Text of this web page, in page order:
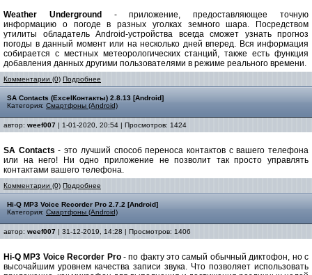
Weather Underground
- приложение, предоставляющее точную
информацию о погоде в разных уголках земного шара. Посредством
утилиты обладатель Android-устройства всегда сможет узнать прогноз
погоды в данный момент или на несколько дней вперед. Вся информация
собирается с местных метеорологических станций, также есть функция
добавления данных другими пользователями в режиме реального времени.
Комментарии (0) Подробнее
SA Contacts (ExcelКонтакты) 2.8.13 [Android]
Категория: Смартфоны (Android)
автор: weef007 | 1-01-2020, 20:54 | Просмотров: 1424
SA Contacts - это лучший способ переноса контактов с вашего телефона
или на него! Ни одно приложение не позволит так просто управлять
контактами вашего телефона.
Комментарии (0) Подробнее
Hi-Q MP3 Voice Recorder Pro 2.7.2 [Android]
Категория: Смартфоны (Android)
автор: weef007 | 31-12-2019, 14:28 | Просмотров: 1406
Hi-Q MP3 Voice Recorder Pro- по факту это самый обычный диктофон, но с
высочайшим уровнем качества записи звука. Что позволяет использовать